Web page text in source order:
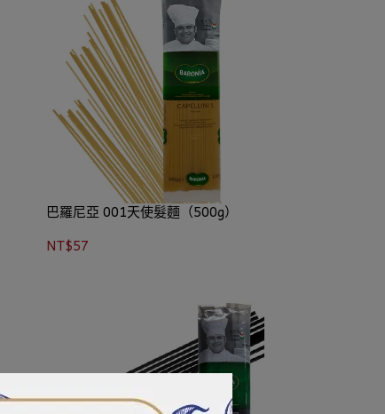
巴羅尼亞 001天使髮麵（500g）
NT$57